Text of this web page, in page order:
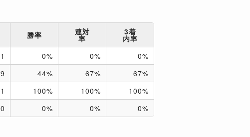
勝率 連対
率
3着
内率
1 0% 0%
0%
9 44% 67%
67%
1 100% 100%
100%
0 0% 0% 0%